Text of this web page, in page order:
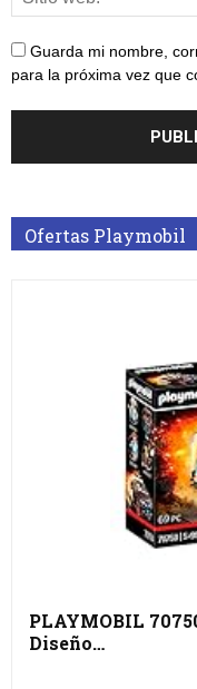
Guarda mi nombre,
para la próxima vez que
Ofertas Playmobil
PLAYMOBIL
Diseño…